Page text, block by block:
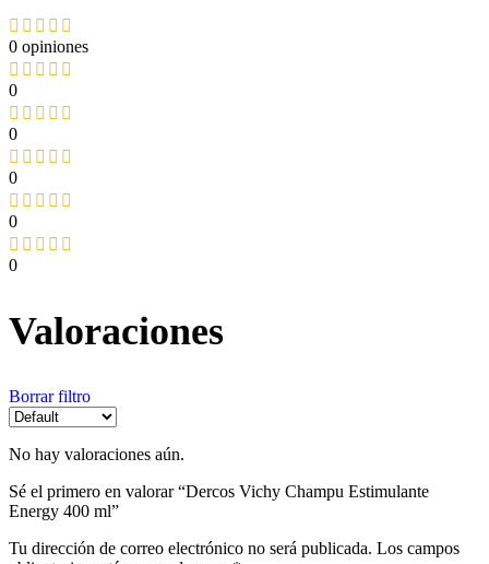
0 opiniones
0
0
0
0
0
Valoraciones
Borrar filtro
No hay valoraciones aún.
Sé el primero en valorar “Dercos Vichy Champu Estimulante
Energy 400 ml”
Tu dirección de correo electrónico no será publicada. Los campos